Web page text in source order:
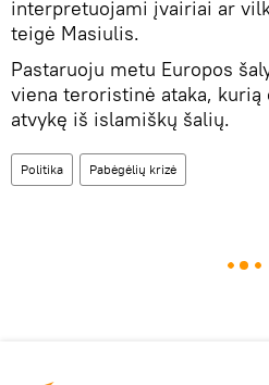
interpretuojami įvairiai ar
teigė Masiulis.
Pastaruoju metu Europos
viena teroristinė ataka, kurią
atvykę iš islamiškų šalių.
Politika Pabėgėlių krizė